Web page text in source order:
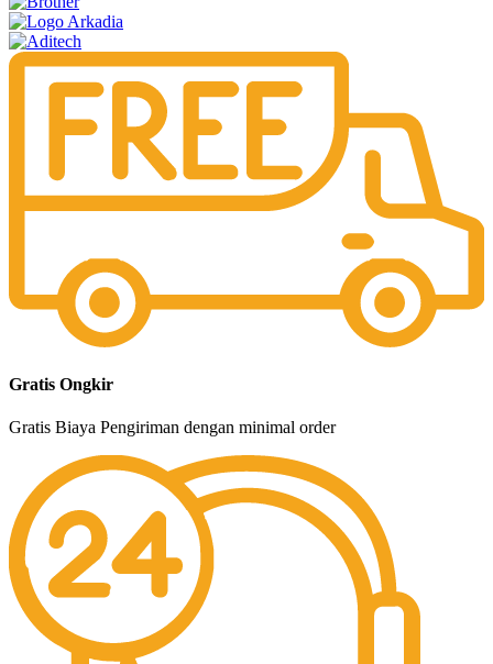
Gratis Ongkir
Gratis Biaya Pengiriman dengan minimal order